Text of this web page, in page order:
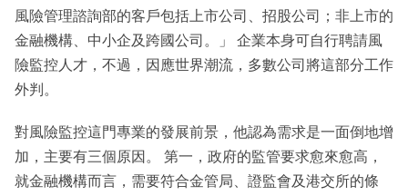
風險管理諮詢部的客戶包括上市公司、招股公司；非上市的
金融機構、中小企及跨國公司。」 企業本身可自行聘請風
險監控人才，不過，因應世界潮流，多數公司將這部分工作
外判。
對風險監控這門專業的發展前景，他認為需求是一面倒地增
加，主要有三個原因。 第一，政府的監管要求愈來愈高，
就金融機構而言，需要符合金管局、證監會及港交所的條